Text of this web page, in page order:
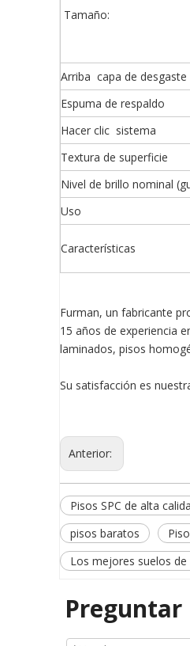
Tamaño:
Arriba capa de desgaste
Espuma de respaldo
Hacer clic sistema
Textura de superficie
Nivel de brillo nominal
Uso
Características
Furman, un fabricante
15 años de experiencia
laminados, pisos
Su satisfacción es
Anterior:
Pisos SPC de alta
pisos baratos
Los mejores suelos
Preguntar